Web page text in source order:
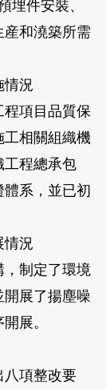
件安裝、
産和澆築所需
況
項目品質保
工相關組織機
工程總承包
系，並已初
況
制定了環境
展了揚塵噪
展。
項整改要